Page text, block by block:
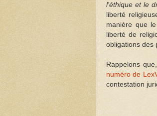
l'éthique et le
liberté
manière que
liberté de
obligations des
Rappelons
numéro de
contestation